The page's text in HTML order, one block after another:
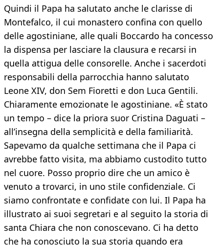
Quindi il Papa ha salutato anche le clarisse di
Montefalco, il cui monastero confina con quello
delle agostiniane, alle quali Boccardo ha concesso
la dispensa per lasciare la clausura e recarsi in
quella attigua delle consorelle. Anche i sacerdoti
responsabili della parrocchia hanno salutato
Leone XIV, don Sem Fioretti e don Luca Gentili.
Chiaramente emozionate le agostiniane. «È stato
un tempo – dice la priora suor Cristina Daguati –
all’insegna della semplicità e della familiarità.
Sapevamo da qualche settimana che il Papa ci
avrebbe fatto visita, ma abbiamo custodito tutto
nel cuore. Posso proprio dire che un amico è
venuto a trovarci, in uno stile confidenziale. Ci
siamo confrontate e confidate con lui. Il Papa ha
illustrato ai suoi segretari e al seguito la storia di
santa Chiara che non conoscevano. Ci ha detto
che ha conosciuto la sua storia quando era